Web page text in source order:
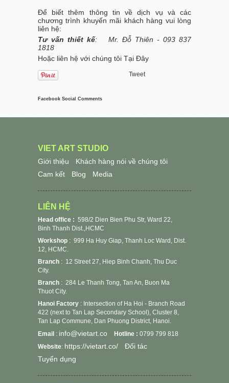
Để biết thêm thông tin về dịch vụ và các
chương trình khuyến mãi khách hàng vui lòng
liên hệ:
Tư vấn thiết kế: Mr. Đỗ Thiên - 093 837
1818
Hoặc liên hệ với chúng tôi Tại Đây
Tweet
Facebook Social Comments
VIET ART STUDIO
Giới thiệu
Khách hàng nói về chúng tôi
Cam kết
Blog Media
LIÊN HỆ
Head office : 598/2 Dien Bien Phu Str, Ward 22,
Binh Thanh Dist.,HCMC
Workshop : 999 Ha Huy Giap, Thanh Loc Ward, Dist.
12, HCMC.
Branch : 12 Street 27, Hiep Binh Chanh, Thu Duc
City.
Branch : 284 Le Thanh Tong, Tan An, Buon Ma
Thuot City.
Hanoi Factory : Intersection of Ha Hoi - Branch Road
422 (next to Tan Lap Secondary School), Cluster 8,
Tan Lap Commune, Dan Phuong District, Hanoi.
Email : info@vietart.co Hotline : 0799 799 818
Website: https://vietart.co/
Đối tác
Tuyển dụng